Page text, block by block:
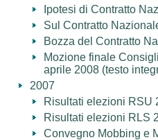
Ipotesi di Contratto
Sul Contratto
Bozza del Contratto
Mozione finale
aprile 2008 (testo
2007
Risultati elezioni RSU
Risultati elezioni RLS
Convegno Mobbing e